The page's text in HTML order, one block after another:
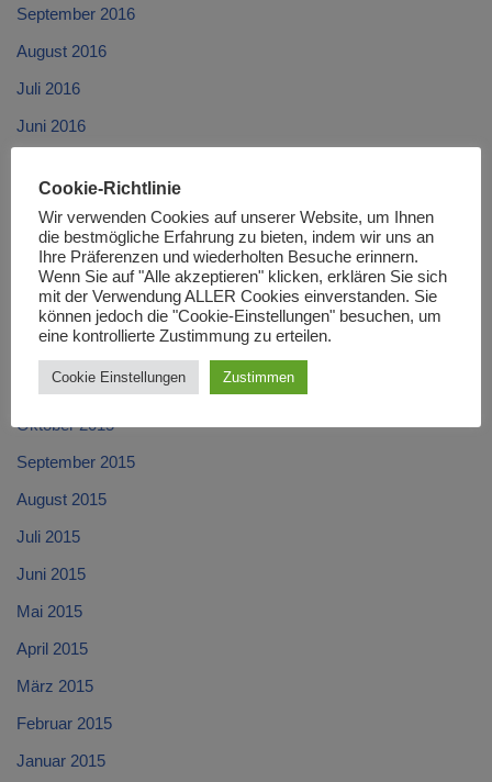
September 2016
August 2016
Juli 2016
Juni 2016
April 2016
März 2016
Februar 2016
Januar 2016
November 2015
Oktober 2015
September 2015
August 2015
Juli 2015
Juni 2015
Mai 2015
April 2015
März 2015
Februar 2015
Januar 2015
Cookie-Richtlinie
Wir verwenden Cookies auf unserer Website, um Ihnen
die bestmögliche Erfahrung zu bieten, indem wir uns an
Ihre Präferenzen und wiederholten Besuche erinnern.
Wenn Sie auf "Alle akzeptieren" klicken, erklären Sie sich
mit der Verwendung ALLER Cookies einverstanden. Sie
können jedoch die "Cookie-Einstellungen" besuchen, um
eine kontrollierte Zustimmung zu erteilen.
Cookie Einstellungen Zustimmen